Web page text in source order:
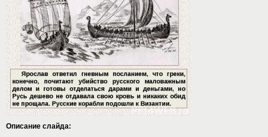
Описание слайда: